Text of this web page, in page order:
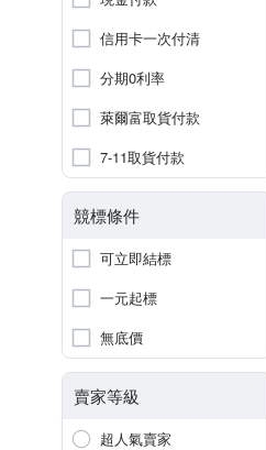
信用卡一次付清
分期0利率
萊爾富取貨付款
7-11取貨付款
競標條件
可立即結標
一元起標
無底價
賣家等級
超人氣賣家